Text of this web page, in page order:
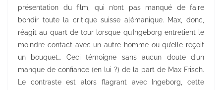
présentation du film, qui n’ont pas manqué de faire
bondir toute la critique suisse alémanique. Max, donc,
réagit au quart de tour lorsque qu’Ingeborg entretient le
moindre contact avec un autre homme ou qu’elle reçoit
un bouquet… Ceci témoigne sans aucun doute d’un
manque de confiance (en lui ?) de la part de Max Frisch.
Le contraste est alors flagrant avec Ingeborg, cette